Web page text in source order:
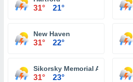
31° 21°
New Haven
31° 22°
Sikorsky Memorial Airport Igor
31° 23°